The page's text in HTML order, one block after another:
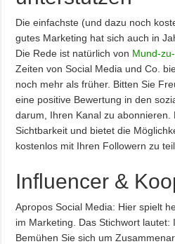
Die einfachste (und dazu noch
gutes Marketing hat sich auch in
Die Rede ist natürlich von Mund-
Zeiten von Social Media und Co.
noch mehr als früher. Bitten Sie
eine positive Bewertung in den
darum, Ihren Kanal zu abonnieren.
Sichtbarkeit und bietet die
kostenlos mit Ihren Followern zu
Influencer &
Apropos Social Media: Hier spielt
im Marketing. Das Stichwort lautet:
Bemühen Sie sich um